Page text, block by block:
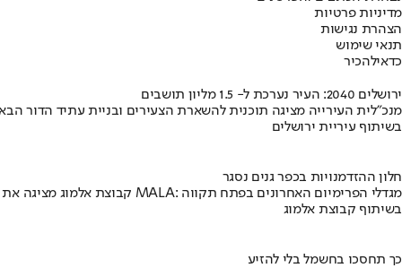
מדיניות פרטיות
הצהרת נגישות
תנאי שימוש
כדאילהכיר
ירושלים 2040: העיר נערכת ל- 1.5 מליון תושבים
מנכ"לית העירייה מציגה תוכנית להשארת הצעירים ובניית עתיד הדור
בשיתוף עיריית ירושלים
חלון ההזדמנויות בכפר גנים נסגר
קבוצת אלמוג מציגה את פרויקט MALA: מגדלי הפרימיום האחרונים בפתח תקווה
בשיתוף קבוצת אלמוג
כך תחסכו בחשמל בלי להזיע